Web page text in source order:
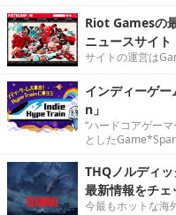
Riot Gamesの
ニュースサイト
サイトの運営は
インディーゲ
n」
“ハードコアゲー
とした
THQノルディ
最新情報をチェ
今最もホットな海